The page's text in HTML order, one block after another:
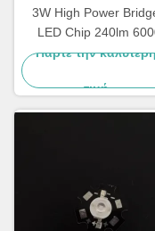
3W High Power
LED Chip 240lm
̇6500K Λευκός εκδότης
φωτισμό πλημμύρας
βιομηχανικό φωτισμό
Πάρτε την
τιμή